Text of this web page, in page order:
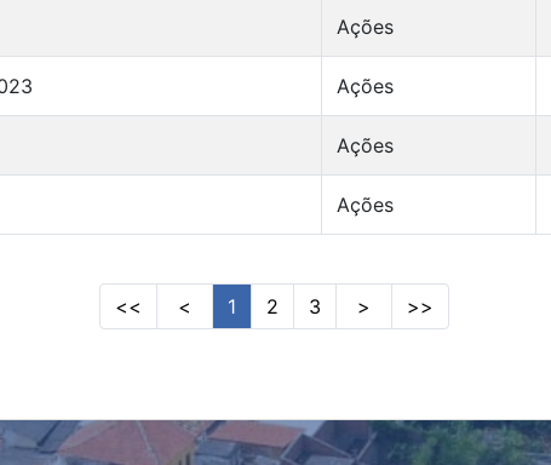
Ações
Ações
Ações
Ações
<< < 1 2 3 > >>